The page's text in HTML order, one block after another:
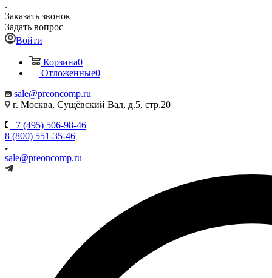
Заказать звонок
Задать вопрос
Войти
Корзина0
Отложенные0
sale@preoncomp.ru
г. Москва, Сущёвский Вал, д.5, стр.20
+7 (495) 506-98-46
8 (800) 551-35-46
sale@preoncomp.ru